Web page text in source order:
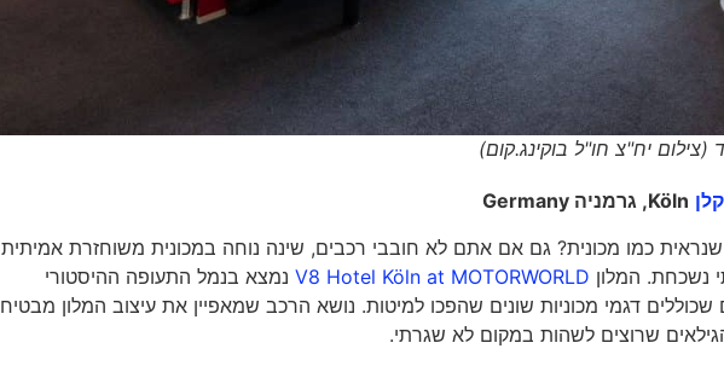
קלן Köln, גרמניהGermany
שנראית כמו מכונית? גם אם אתם לא חובבי רכבים, שינה נוחה במכונית משוחזרת אמיתית
נשכחת. המלון V8 Hotel Köln at MOTORWORLD נמצא בנמל התעופה ההיסטורי
שכוללים דגמי מכוניות שונים שהפכו למיטות. נושא הרכב שמאפיין את עיצוב המלון מבטיח
שרוצים לשהות במקום לא שגרתי.